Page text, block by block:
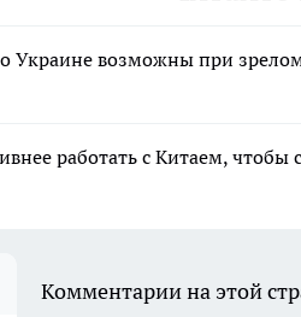
возможны при
работать с Китаем, чтобы
Комментарии на этой